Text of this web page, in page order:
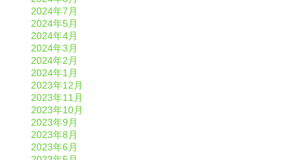
2024年7月
2024年5月
2024年4月
2024年3月
2024年2月
2024年1月
2023年12月
2023年11月
2023年10月
2023年9月
2023年8月
2023年6月